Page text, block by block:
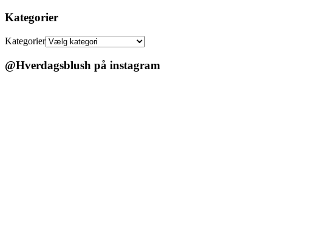
Kategorier
Kategorier
@Hverdagsblush på instagram